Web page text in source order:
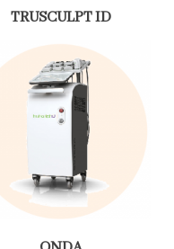
TRUSCULPT ID